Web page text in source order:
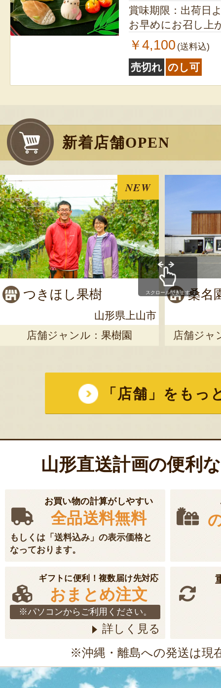
賞味期限：出荷日より2週
お早めにお召し上
￥4,100 (送料込)
売切れ のし可
新着店舗OPEN
NEW
つきほし果樹
山形県上山市
店舗ジャンル： 果樹園
桑名
店舗ジャ
スクロールできます
「店舗」をもっ
山形直送計画の便利
お買い物の計算がしやすい
全品送料無料
もしくは「送料込み」の表示価格と
なっております。
ギフトに便利！複数届け先対応
おまとめ注文
※パソコンからご利用ください。
詳しく見る
※沖縄・離島への発送は現